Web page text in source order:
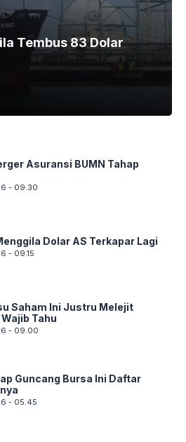
Tembus 83 Dolar
Asuransi BUMN Tahap
- 09.30
Dolar AS Terkapar Lagi
- 09.15
Saham Ini Justru Melejit
Tahu
- 09.00
Guncang Bursa Ini Daftar
- 05.45